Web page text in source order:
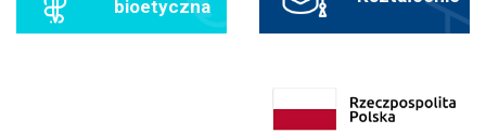
bioetyczna